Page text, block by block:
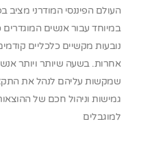
העולם הפיננסי המודרני מציב
במיוחד עבור אנשים
נובעות מקשיים כלכליים
אחרות. בשעה שיותר ויותר
שמקשות עליהם לנהל את
גמישות וניהול חכם של
למוגבלים